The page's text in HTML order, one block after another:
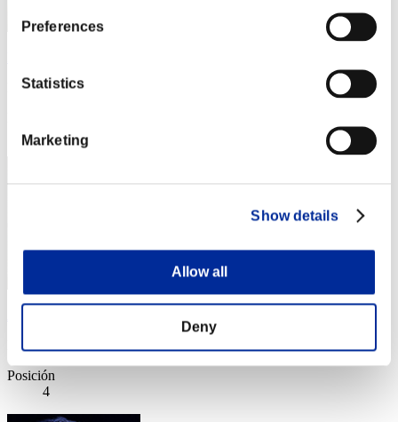
Preferences
Statistics
Marketing
Show details
Allow all
Deny
Puntos:Lv:1/02'49"05
3
Puntos:Lv:1/03'02"88
Posición
4